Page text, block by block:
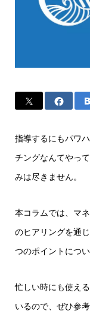
指導するにもパワ
チングなんてやっ
みは尽きません。
本コラムでは、マ
のヒアリングを通
つのポイントにつ
忙しい時にも使え
いるので、ぜひ参